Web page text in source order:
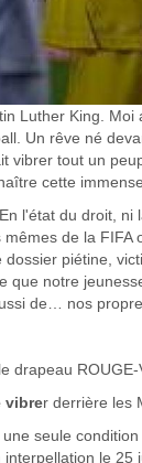
Luther King. Moi
Un rêve né
vibrer tout un
cette
. En l'état du droit,
de la
piétine,
que notre
de… nos
drapeau
vibrer derrière les
une seule
interpellation le